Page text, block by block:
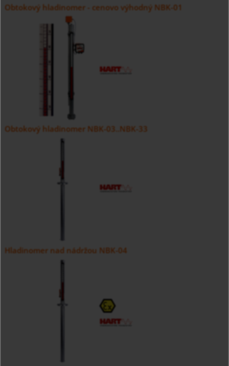
Obtokový hladinomer - cenovo výhodný NBK-01
Obtokový hladinomer NBK-03..NBK-33
Hladinomer nad nádržou NBK-04